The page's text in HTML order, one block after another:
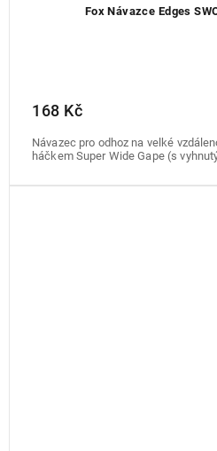
Fox Návazce Edges
168 Kč
Návazec pro odhoz na velké
háčkem Super Wide Gape (s